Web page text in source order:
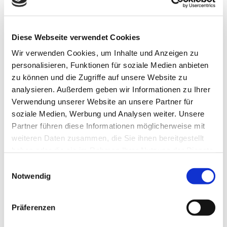
Diese Webseite verwendet Cookies
Wir verwenden Cookies, um Inhalte und Anzeigen zu
personalisieren, Funktionen für soziale Medien anbieten
zu können und die Zugriffe auf unsere Website zu
analysieren. Außerdem geben wir Informationen zu Ihrer
Verwendung unserer Website an unsere Partner für
soziale Medien, Werbung und Analysen weiter. Unsere
Partner führen diese Informationen möglicherweise mit
weiteren Daten zusammen, die Sie ihnen bereitgestellt
Notwendig
Präferenzen
können Innenraumtemperaturen dauerhaft
Behaglichkeitsgrenze von 27 ° C im Raum um 60
% reduziert werden. Oder mit einfachen Worten:
Wenn es bei der Verwendung von Standard-
Isolierglas an zehn Tagen zu Temperaturen
oberhalb 27 ° C kommt, so ist es mit einem
effizienten Sonnenschutzglas nur an vier Tagen zu
heiß in der Wohnung, im Büro oder im
Wintergarten. Sehr guten Schutz bietet
beispielsweise das SonnenschutzglasCOOL-LITE
XTREME, das eine sehr hohe Lichtdurchlässigkeit
verbindet. Im Vergleich zu Wärmedämmglas wird
gemindert. Für den Wintergarten empfehlen sich